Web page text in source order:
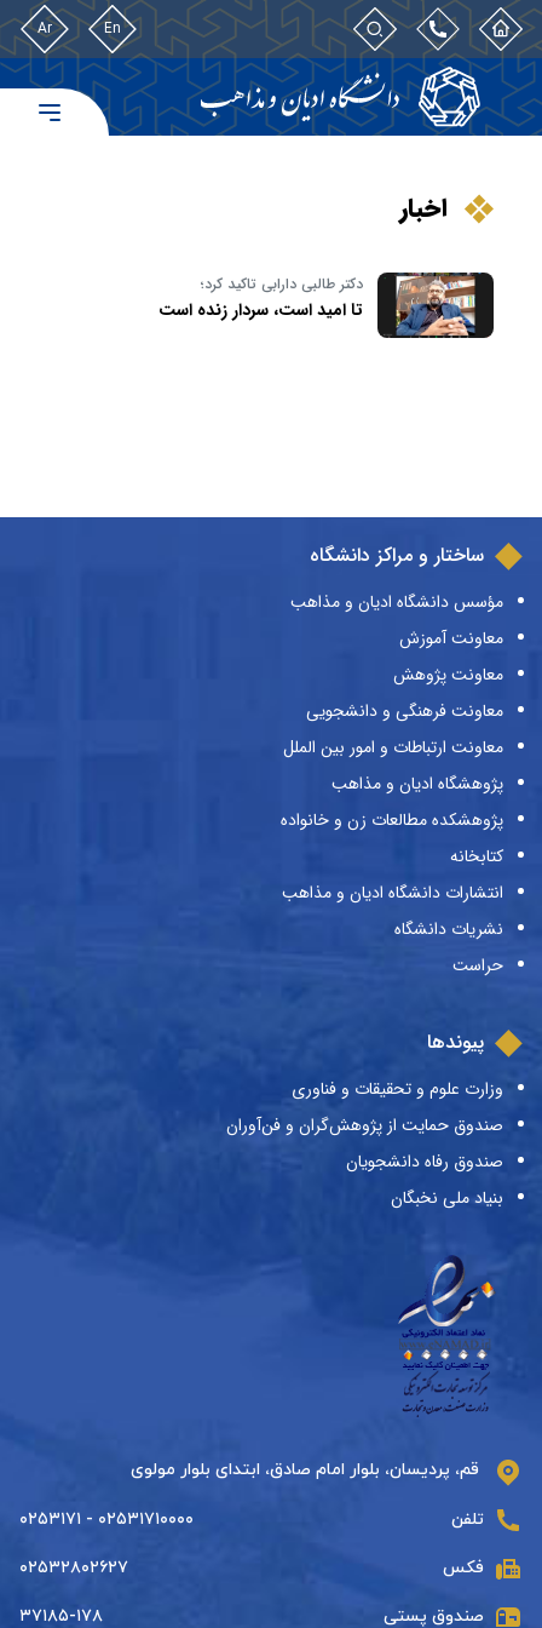
En
Ar
اخبار
دکتر طالبی دارابی تاکید کرد؛
تا امید است، سردار زنده است
ساختار و مراکز دانشگاه
مؤسس دانشگاه ادیان و مذاهب
معاونت آموزش
معاونت پژوهش
معاونت فرهنگی و دانشجویی
معاونت ارتباطات و امور بین الملل
پژوهشگاه ادیان و مذاهب
پژوهشکده مطالعات زن و خانواده
کتابخانه
انتشارات دانشگاه ادیان و مذاهب
نشریات دانشگاه
حراست
پیوندها
وزارت علوم و تحقیقات و فناوری
صندوق حمایت از پژوهش‌گران و فن‌آوران
صندوق رفاه دانشجویان
بنیاد ملی نخبگان
قم، پردیسان، بلوار امام صادق، ابتدای بلوار مولوی
تلفن ۰۲۵۳۱۷۱۰۰۰۰ - ۰۲۵۳۱۷۱
فکس ۰۲۵۳۲۸۰۲۶۲۷
صندوق پستی ۳۷۱۸۵-۱۷۸